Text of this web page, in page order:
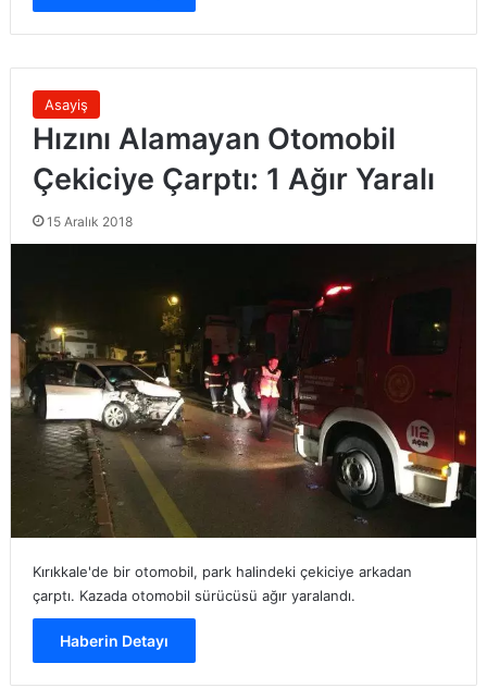
Asayiş
Hızını Alamayan Otomobil
Çekiciye Çarptı: 1 Ağır Yaralı
15 Aralık 2018
Kırıkkale'de bir otomobil, park halindeki çekiciye arkadan
çarptı. Kazada otomobil sürücüsü ağır yaralandı.
Haberin Detayı